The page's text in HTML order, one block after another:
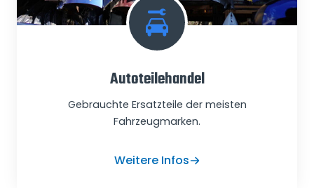
Autoteilehandel
Gebrauchte Ersatzteile der meisten
Fahrzeugmarken.
Weitere Infos